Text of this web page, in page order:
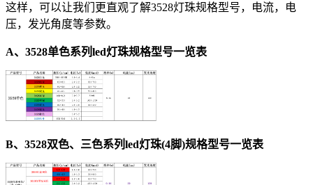
这样，可以让我们更直观了解3528灯珠规格型号，电流，电
压，发光角度等参数。
A、3528单色系列led灯珠规格型号一览表
B、3528双色、三色系列led灯珠(4脚)规格型号一览表